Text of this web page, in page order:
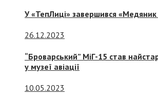
У «ТепЛиці» завершився
26.12.2023
“Броварський” МіГ-15 став
у музеї авіації
10.05.2023